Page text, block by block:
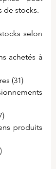
de stocks.
selon
achetés à
(31)
produits